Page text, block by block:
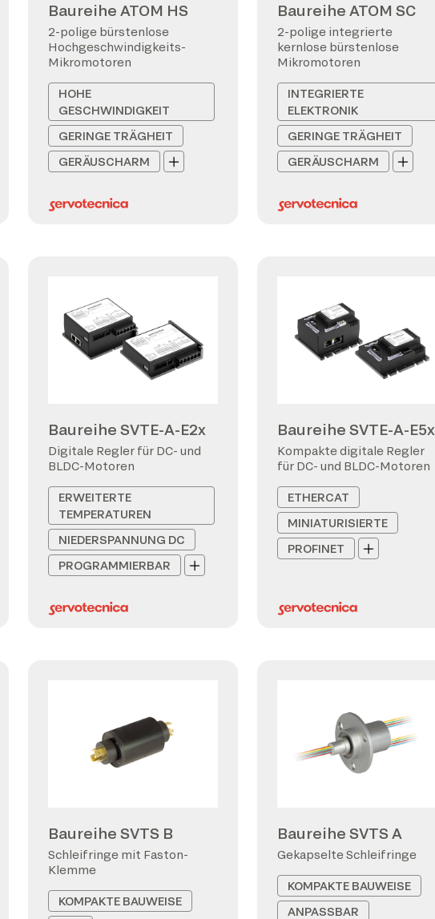
Baureihe ATOM HS
2-polige bürstenlose
Hochgeschwindigkeits-
Mikromotoren
HOHE
GESCHWINDIGKEIT
GERINGE TRÄGHEIT
GERÄUSCHARM
Baureihe ATOM SC
2-polige integrierte
kernlose bürstenlose
Mikromotoren
INTEGRIERTE
ELEKTRONIK
GERINGE TRÄGHEIT
GERÄUSCHARM
Baureihe SVTE-A-E2x
Digitale Regler für DC- und
BLDC-Motoren
ERWEITERTE
TEMPERATUREN
NIEDERSPANNUNG DC
PROGRAMMIERBAR
Baureihe SVTE-A-E5x
Kompakte digitale Regler
für DC- und BLDC-Motoren
ETHERCAT
MINIATURISIERTE
PROFINET
Baureihe SVTS B
Schleifringe mit Faston-
Klemme
KOMPAKTE BAUWEISE
Baureihe SVTS A
Gekapselte Schleifringe
KOMPAKTE BAUWEISE
ANPASSBAR